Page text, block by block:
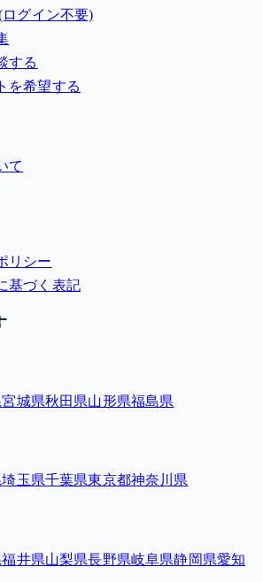
グイン不要)
する
を希望する
て
リシー
基づく表記
宮城県秋田県山形県福島県
埼玉県千葉県東京都神奈川県
福井県山梨県長野県岐阜県静岡県愛知